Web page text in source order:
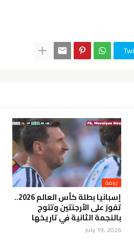
رياضة
إسبانيا بطلة كأس العالم 2026..
تفوز على الأرجنتين وتتوج
بالنجمة الثانية في تاريخها
July 19, 2026